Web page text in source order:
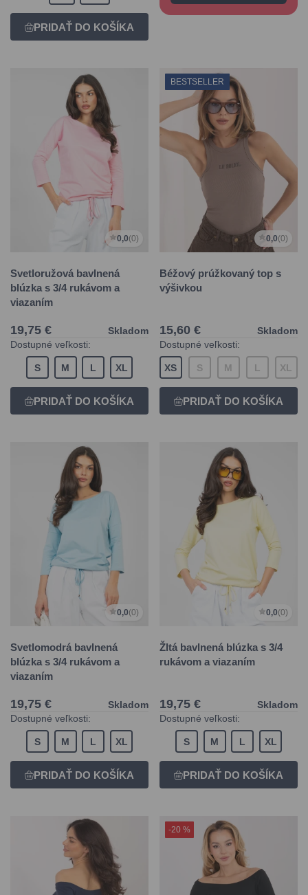
0,0(0)
Svetloružová bavlnená
blúzka s 3/4 rukávom a
viazaním
19,75 €
Skladom
Dostupné veľkosti:
S M L XL
BESTSELLER
0,0(0)
Béžový prúžkovaný top s
výšivkou
15,60 €
Skladom
Dostupné veľkosti:
XS S M L XL
0,0(0)
Svetlomodrá bavlnená
blúzka s 3/4 rukávom a
viazaním
19,75 €
Skladom
Dostupné veľkosti:
S M L XL
0,0(0)
Žltá bavlnená blúzka s 3/4
rukávom a viazaním
19,75 €
Skladom
Dostupné veľkosti:
S M L XL
-20 %